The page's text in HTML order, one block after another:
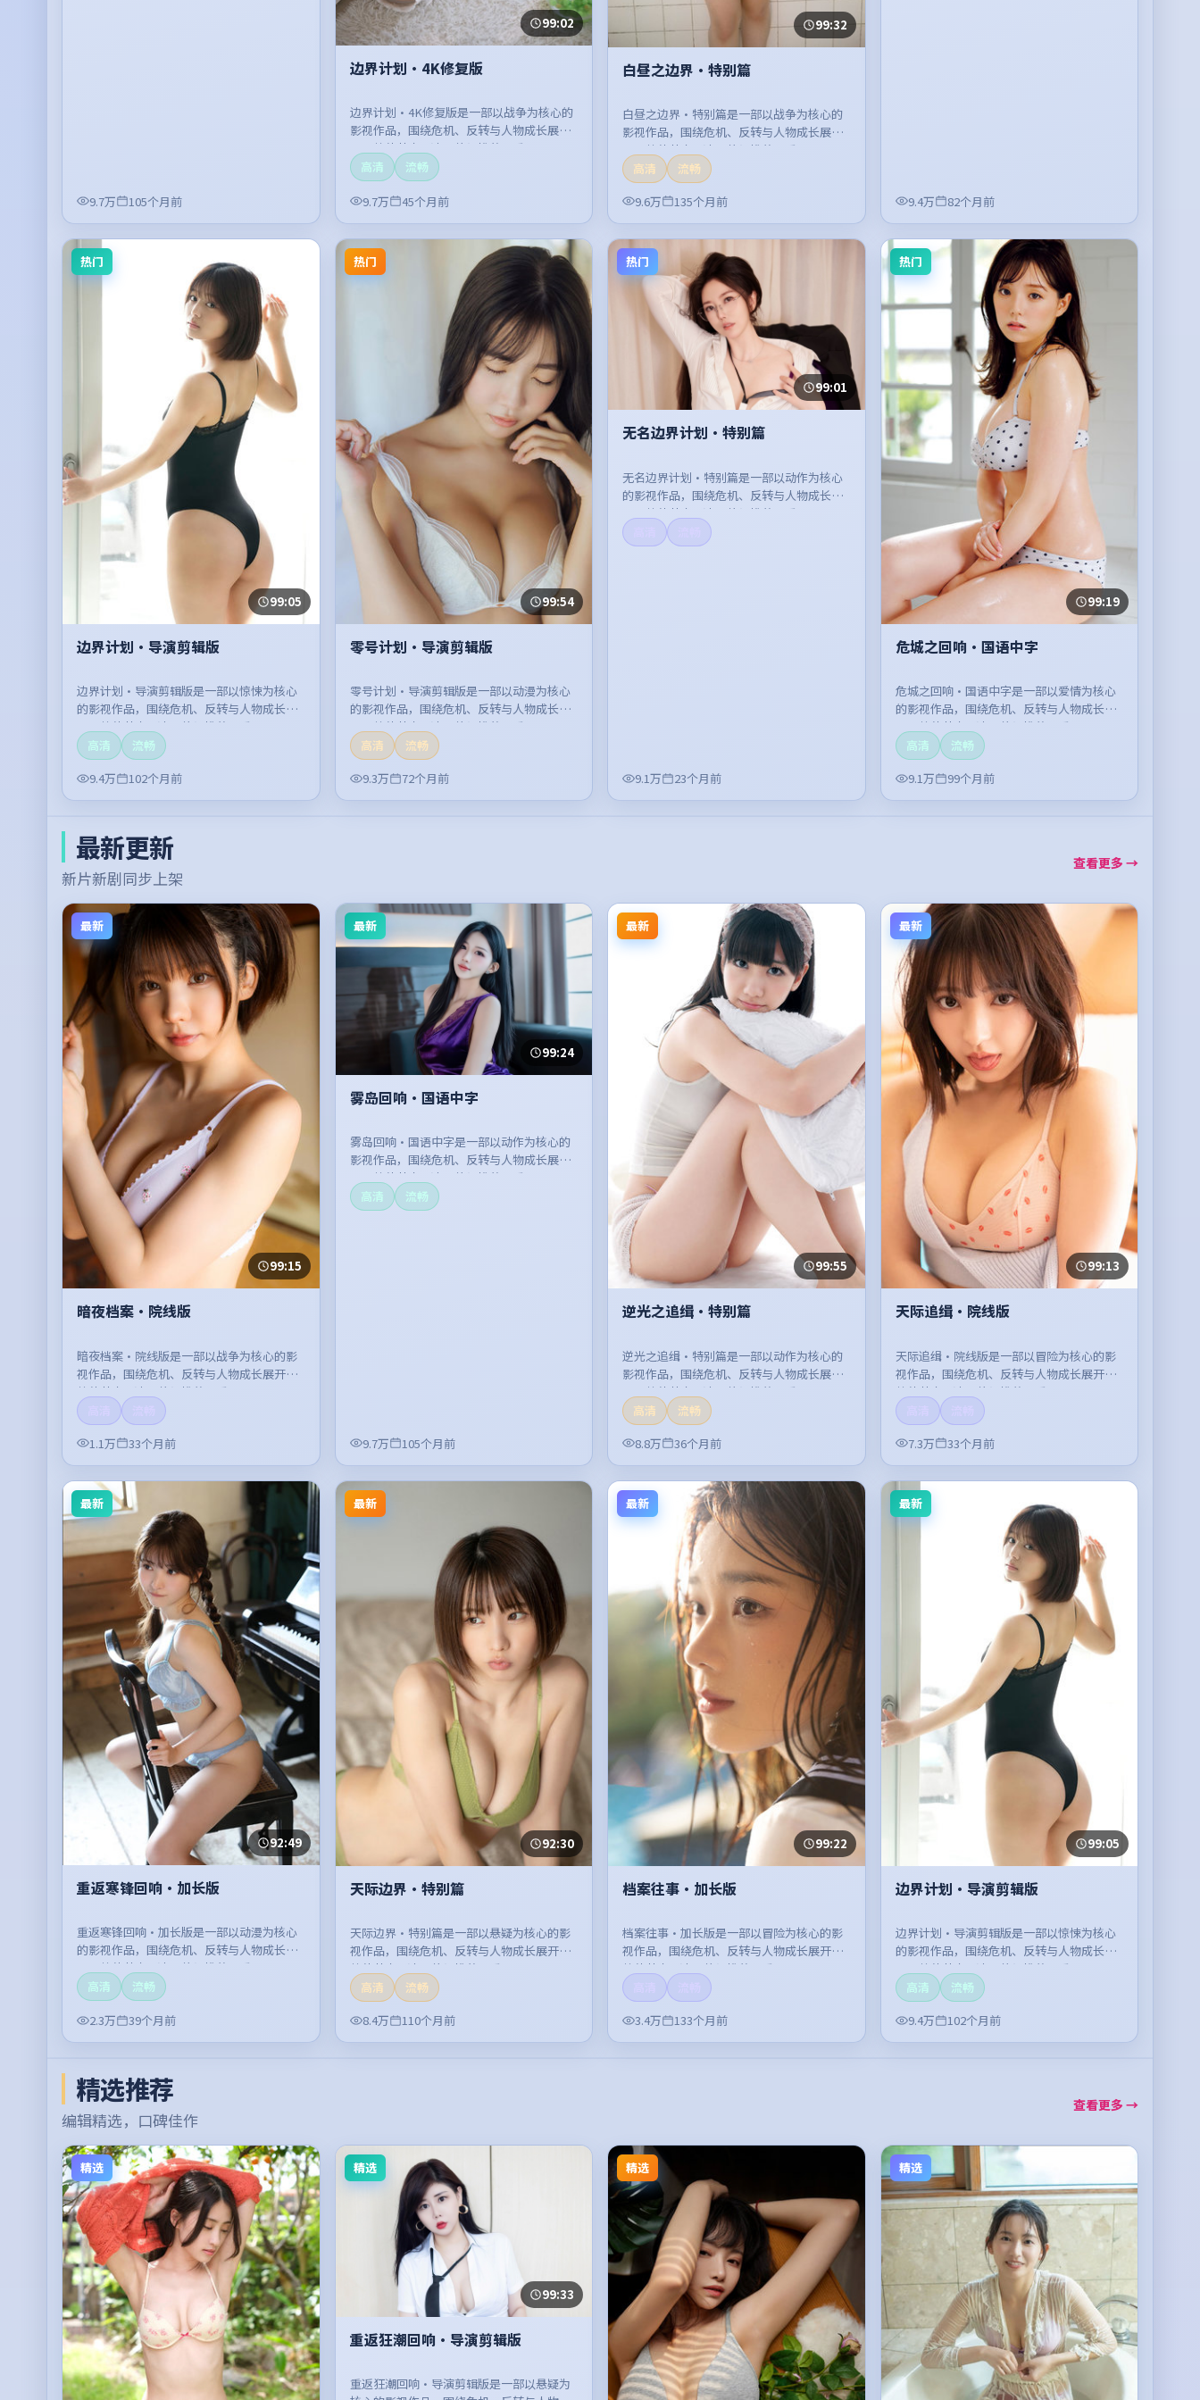
9.7万 105个月前
99:02
边界计划·4K修复版
边界计划·4K修复版是一部以战争为核心的
影视作品，围绕危机、反转与人物成长展
开，整体节奏紧凑，值得推荐观看。
高清
流畅
9.7万 45个月前
99:32
白昼之边界·特别篇
白昼之边界·特别篇是一部以战争为核心的
影视作品，围绕危机、反转与人物成长展
开，整体节奏紧凑，值得推荐观看。
高清
流畅
9.6万
135个月前 9.4万 82个月前
热门
99:05
边界计划·导演剪辑版
边界计划·导演剪辑版是一部以惊悚为核心
的影视作品，围绕危机、反转与人物成长展
开，整体节奏紧凑，值得推荐观看。
高清
流畅
9.4万
102个月前
热门
99:54
零号计划·导演剪辑版
零号计划·导演剪辑版是一部以动漫为核心
的影视作品，围绕危机、反转与人物成长展
开，整体节奏紧凑，值得推荐观看。
高清
流畅
9.3万
72个月前
热门
99:01
无名边界计划·特别篇
无名边界计划·特别篇是一部以动作为核心
的影视作品，围绕危机、反转与人物成长展
开，整体节奏紧凑，值得推荐观看。
9.1万 23个月前
热门
99:19
危城之回响·国语中字
危城之回响·国语中字是一部以爱情为核心
的影视作品，围绕危机、反转与人物成长展
开，整体节奏紧凑，值得推荐观看。
高清
流畅
9.1万
99个月前
最新更新
新片新剧同步上架
查看更多 →
最新
99:15
暗夜档案·院线版
暗夜档案·院线版是一部以战争为核心的影
视作品，围绕危机、反转与人物成长展开，
整体节奏紧凑，值得推荐观看。
1.1万
33个月前
最新
99:24
雾岛回响·国语中字
雾岛回响·国语中字是一部以动作为核心的
影视作品，围绕危机、反转与人物成长展
开，整体节奏紧凑，值得推荐观看。
高清
流畅
9.7万 105个月前
最新
99:55
逆光之追缉·特别篇
逆光之追缉·特别篇是一部以动作为核心的
影视作品，围绕危机、反转与人物成长展
开，整体节奏紧凑，值得推荐观看。
高清
流畅
8.8万
36个月前
最新
99:13
天际追缉·院线版
天际追缉·院线版是一部以冒险为核心的影
视作品，围绕危机、反转与人物成长展开，
整体节奏紧凑，值得推荐观看。
7.3万
33个月前
最新
92:49
重返寒锋回响·加长版
重返寒锋回响·加长版是一部以动漫为核心
的影视作品，围绕危机、反转与人物成长展
开，整体节奏紧凑，值得推荐观看。
高清
流畅
2.3万
39个月前
最新
92:30
天际边界·特别篇
天际边界·特别篇是一部以悬疑为核心的影
视作品，围绕危机、反转与人物成长展开，
整体节奏紧凑，值得推荐观看。
高清
流畅
8.4万
110个月前
最新
99:22
档案往事·加长版
档案往事·加长版是一部以冒险为核心的影
视作品，围绕危机、反转与人物成长展开，
整体节奏紧凑，值得推荐观看。
3.4万
133个月前
最新
99:05
边界计划·导演剪辑版
边界计划·导演剪辑版是一部以惊悚为核心
的影视作品，围绕危机、反转与人物成长展
开，整体节奏紧凑，值得推荐观看。
高清
流畅
9.4万
102个月前
精选推荐
编辑精选，口碑佳作
查看更多 →
精选 精选
99:33
重返狂潮回响·导演剪辑版
重返狂潮回响·导演剪辑版是一部以悬疑为
精选 精选